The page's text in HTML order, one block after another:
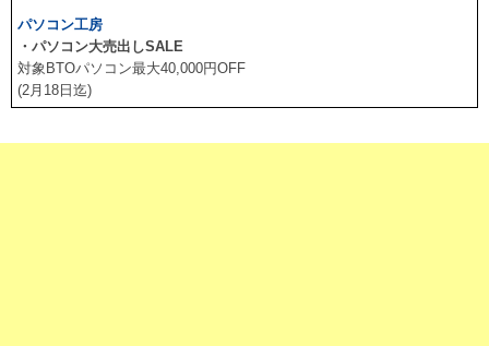
パソコン工房
・パソコン大売出しSALE
対象BTOパソコン最大40,000円OFF
(2月18日迄)